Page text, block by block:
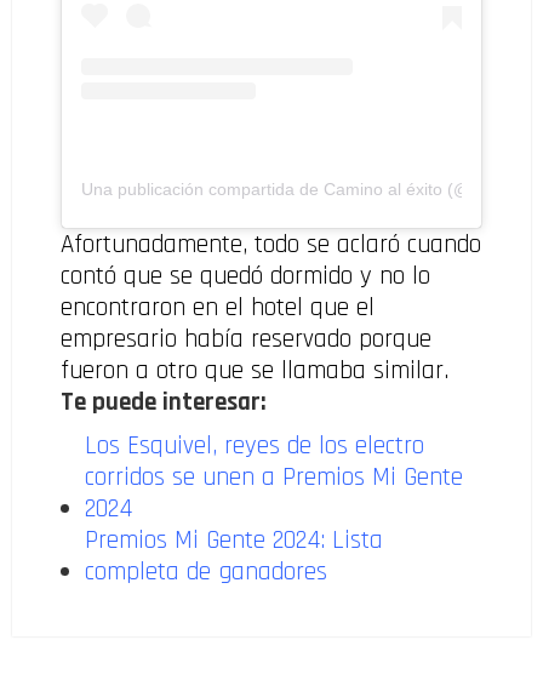
Una publicación compartida de Camino al éxito
Afortunadamente, todo se aclaró cuando
contó que se quedó dormido y no lo
encontraron en el hotel que el
empresario había reservado porque
fueron a otro que se llamaba similar.
Te puede interesar:
Los Esquivel, reyes de los electro
corridos se unen a Premios Mi Gente
2024
Premios Mi Gente 2024: Lista
completa de ganadores